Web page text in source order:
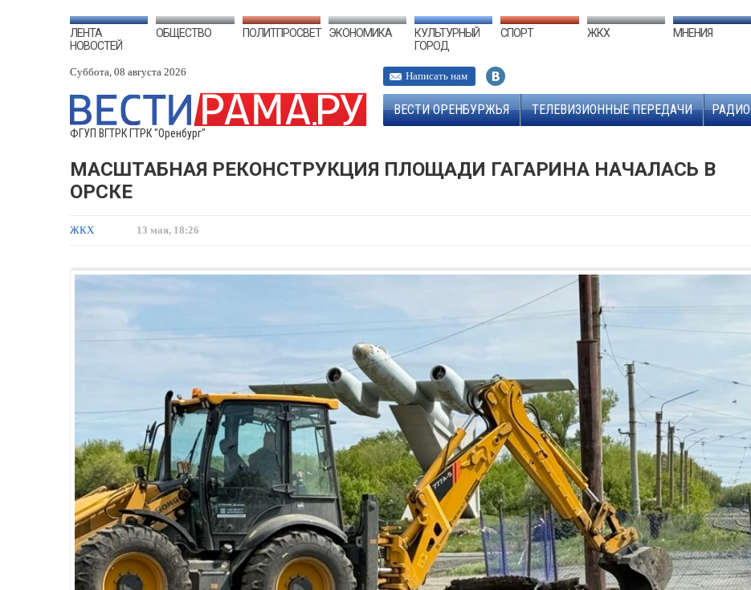
ЛЕНТА
НОВОСТЕЙ
ОБЩЕСТВО ПОЛИТПРОСВЕТ ЭКОНОМИКА
КУЛЬТУРНЫЙ
ГОРОД
СПОРТ ЖКХ МНЕНИЯ
Суббота, 08 августа 2026
ФГУП ВГТРК ГТРК "Оренбург"
Написать нам
ВЕСТИ ОРЕНБУРЖЬЯ ТЕЛЕВИЗИОННЫЕ ПЕРЕДАЧИ РАДИО
МАСШТАБНАЯ РЕКОНСТРУКЦИЯ ПЛОЩАДИ ГАГАРИНА НАЧАЛАСЬ В
ОРСКЕ
ЖКХ 13 мая, 18:26